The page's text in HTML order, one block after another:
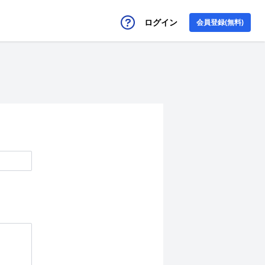
ログイン 会員登録(無料)